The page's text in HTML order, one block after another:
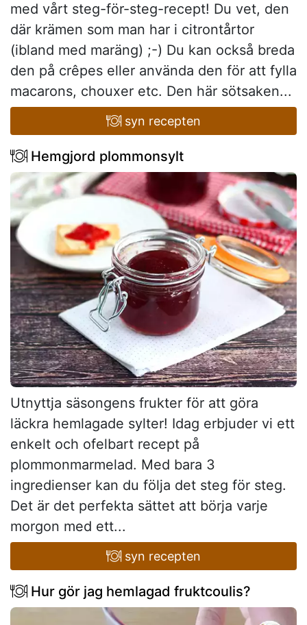
med vårt steg-för-steg-recept! Du vet, den
där krämen som man har i citrontårtor
(ibland med maräng) ;-) Du kan också breda
den på crêpes eller använda den för att fylla
macarons, chouxer etc. Den här sötsaken...
syn recepten
Hemgjord plommonsylt
Utnyttja säsongens frukter för att göra
läckra hemlagade sylter! Idag erbjuder vi ett
enkelt och ofelbart recept på
plommonmarmelad. Med bara 3
ingredienser kan du följa det steg för steg.
Det är det perfekta sättet att börja varje
morgon med ett...
syn recepten
Hur gör jag hemlagad fruktcoulis?